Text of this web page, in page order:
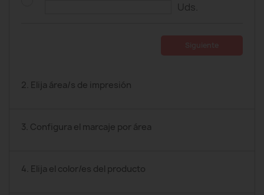
Uds.
2. Elija área/s de impresión
3. Configura el marcaje por área
4. Elija el color/es del producto